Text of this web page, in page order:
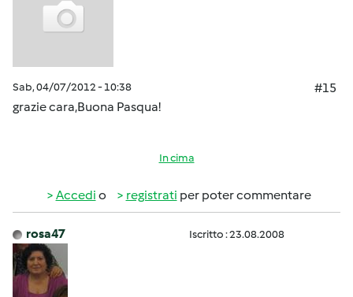
Sab, 04/07/2012 - 10:38
#15
grazie cara,Buona Pasqua!
In cima
Accedi o registrati per poter commentare
rosa47 Iscritto : 23.08.2008